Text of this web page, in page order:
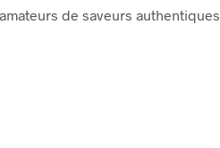
de saveurs authentiques.